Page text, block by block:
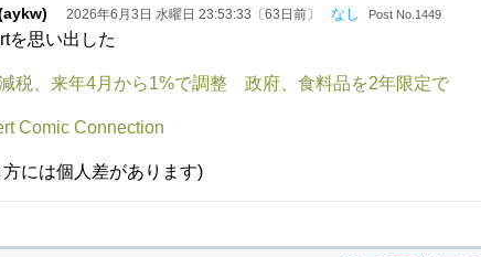
2026年6月3日 水曜日 23:53:33〔63日前〕 なし Post No.1449
を思い出した
税、来年4月から1%で調整 政府、食料品を2年限定で
Comic Connection
方には個人差があります)